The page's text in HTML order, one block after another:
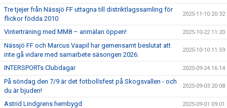
Tre tjejer från Nässjö FF uttagna till distriktlagssamling för
flickor födda 2010
2025-11-10 20:32
Vinterträning med MM8 – anmälan öppen! 2025-10-22 11:20
Nässjö FF och Marcus Vaapil har gemensamt beslutat att
inte gå vidare med samarbete säsongen 2026.
2025-10-10 11:59
INTERSPORTs Clubdagar 2025-09-24 16:14
På söndag den 7/9 är det fotbollsfest på Skogsvallen - och
du är bjuden!
2025-09-03 20:08
Astrid Lindgrens hembygd 2025-09-01 09:01